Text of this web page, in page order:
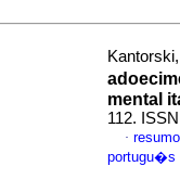
mental
112.
·
portugu�s